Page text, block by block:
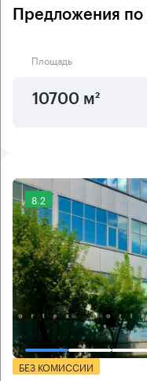
Предложения
Площадь
10700 м²
8.2
БЕЗ КОМИССИИ